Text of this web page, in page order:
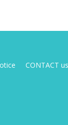
CONTACT us